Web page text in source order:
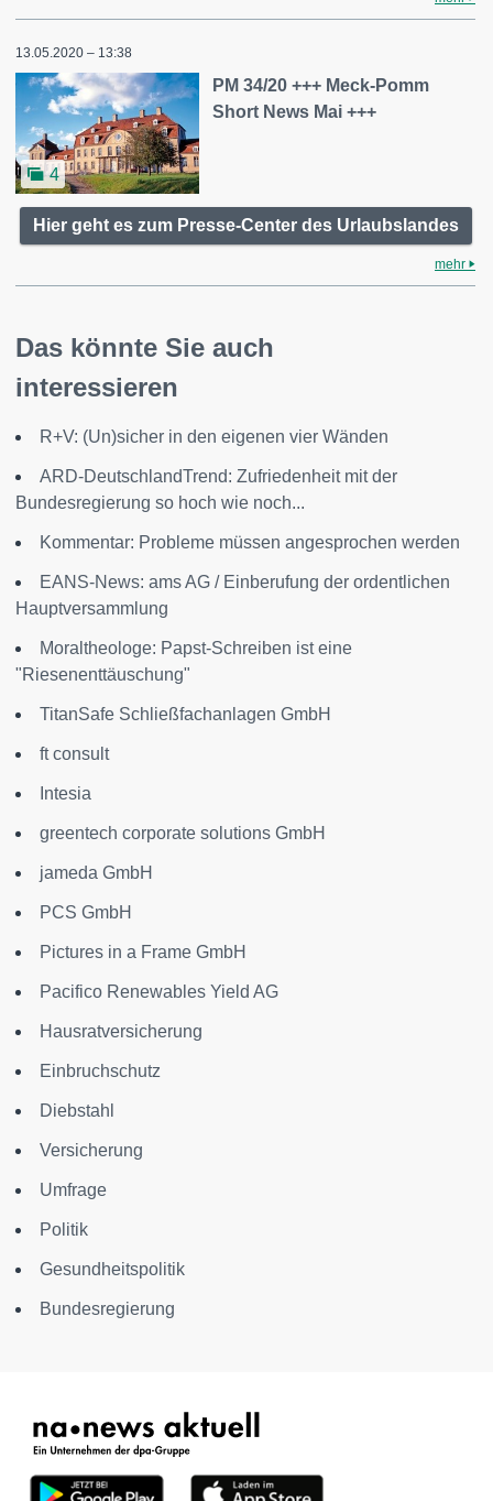
13.05.2020 – 13:38
4
PM 34/20 +++ Meck-Pomm
Short News Mai +++
Hier geht es zum Presse-Center des Urlaubslandes
mehr
Das könnte Sie auch
interessieren
R+V: (Un)sicher in den eigenen vier Wänden
ARD-DeutschlandTrend: Zufriedenheit mit der
Bundesregierung so hoch wie noch...
Kommentar: Probleme müssen angesprochen werden
EANS-News: ams AG / Einberufung der ordentlichen
Hauptversammlung
Moraltheologe: Papst-Schreiben ist eine
"Riesenenttäuschung"
TitanSafe Schließfachanlagen GmbH
ft consult
Intesia
greentech corporate solutions GmbH
jameda GmbH
PCS GmbH
Pictures in a Frame GmbH
Pacifico Renewables Yield AG
Hausratversicherung
Einbruchschutz
Diebstahl
Versicherung
Umfrage
Politik
Gesundheitspolitik
Bundesregierung